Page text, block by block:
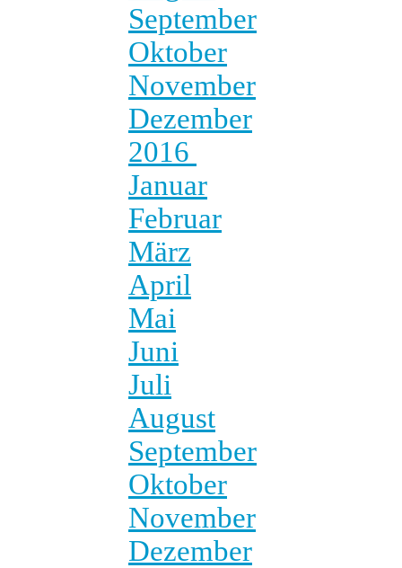
September
Oktober
November
Dezember
2016
Januar
Februar
März
April
Mai
Juni
Juli
August
September
Oktober
November
Dezember